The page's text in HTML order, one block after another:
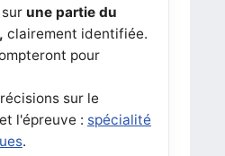
une partie du
clairement identifiée.
pour
sur le
l'épreuve : spécialité
.